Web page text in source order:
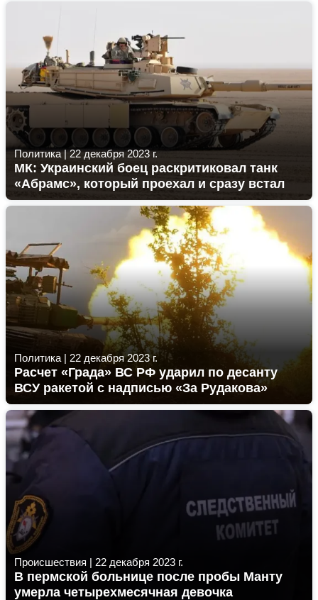
Политика|22 декабря 2023 г.
МК: Украинский боец раскритиковал танк
«Абрамс», который проехал и сразу встал
Политика | 22 декабря 2023 г.
Расчет «Града» ВС РФ ударил по десанту
ВСУ ракетой с надписью «За Рудакова»
Происшествия | 22 декабря 2023 г.
В пермской больнице после пробы Манту
умерла четырехмесячная девочка